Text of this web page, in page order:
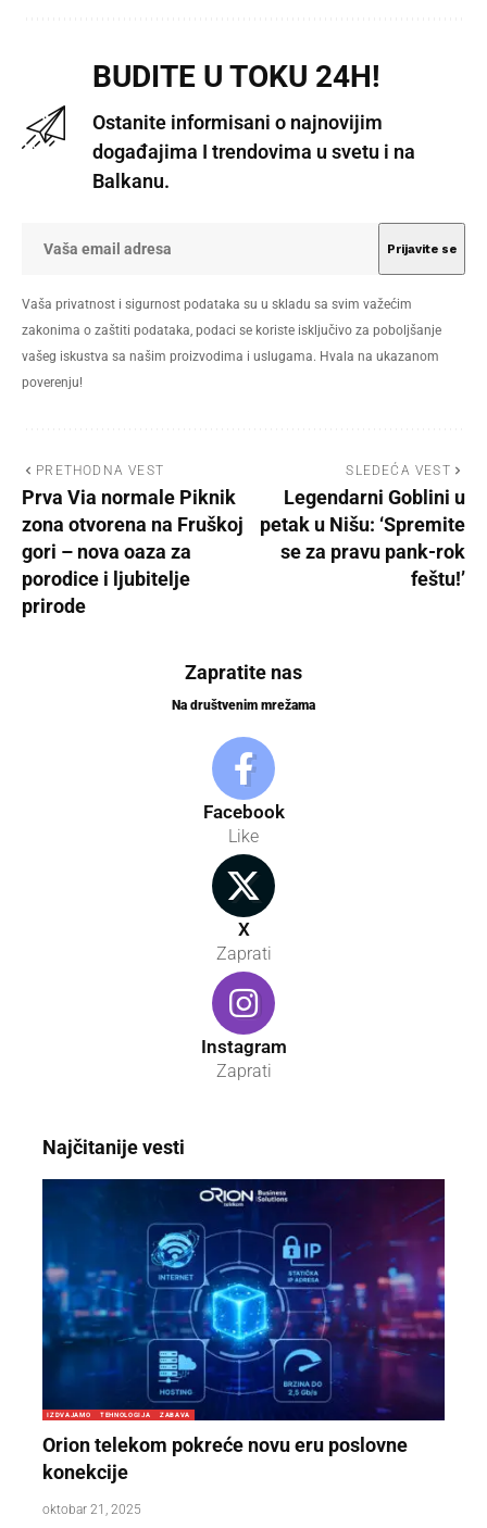
BUDITE U TOKU 24H!
Ostanite informisani o najnovijim
događajima I trendovima u svetu i na
Balkanu.
Vaša privatnost i sigurnost podataka su u skladu sa svim važećim
zakonima o zaštiti podataka, podaci se koriste isključivo za poboljšanje
vašeg iskustva sa našim proizvodima i uslugama. Hvala na ukazanom
poverenju!
PRETHODNA VEST
Prva Via normale Piknik
zona otvorena na Fruškoj
gori – nova oaza za
porodice i ljubitelje
prirode
SLEDEĆA VEST
Legendarni Goblini u
petak u Nišu: ‘Spremite
se za pravu pank-rok
feštu!’
Zapratite nas
Na društvenim mrežama
Facebook
Like
X
Zaprati
Instagram
Zaprati
Najčitanije vesti
IZDVAJAMO TEHNOLOGIJA ZABAVA
Orion telekom pokreće novu eru poslovne
konekcije
oktobar 21, 2025